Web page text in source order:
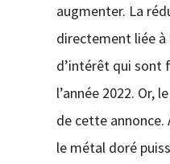
augmenter. La
directement liée
d’intérêt qui sont
l’année 2022. Or,
de cette annonce.
le métal doré